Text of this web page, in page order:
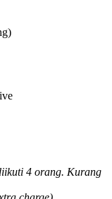
4 orang. Kurang